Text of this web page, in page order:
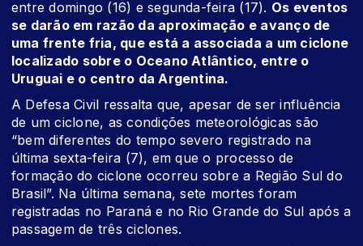
entre domingo (16) e segunda-feira (17). Os eventos
se darão em razão da aproximação e avanço de
uma frente fria, que está a associada a um ciclone
localizado sobre o Oceano Atlântico, entre o
Uruguai e o centro da Argentina.
A Defesa Civil ressalta que, apesar de ser influência
de um ciclone, as condições meteorológicas são
“bem diferentes do tempo severo registrado na
última sexta-feira (7), em que o processo de
formação do ciclone ocorreu sobre a Região Sul do
Brasil”. Na última semana, sete mortes foram
registradas no Paraná e no Rio Grande do Sul após a
passagem de três ciclones.